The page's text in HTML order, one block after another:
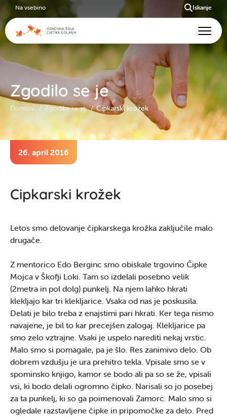
Zgodilo se je
Domov Zgodilo se je Cipkarski krožek
26. april 2016
Cipkarski krožek
Letos smo delovanje čipkarskega krožka zaključile malo
drugače.
Z mentorico Edo Berginc smo obiskale trgovino Čipke
Mojca v Škofji Loki. Tam so izdelali posebno velik
(2metra in pol dolg) punkelj. Na njem lahko hkrati
klekljajo kar tri klekljarice. Vsaka od nas je poskusila.
Delati je bilo treba z enajstimi pari hkrati. Ker tega nismo
navajene, je bil to kar precejšen zalogaj. Klekljarice pa
smo zelo vztrajne. Vsaki je uspelo narediti nekaj vrstic.
Malo smo si pomagale, pa je šlo. Res zanimivo delo. Ob
dobrem vzdušju je ura prehitro tekla. Vpisale smo se v
spominsko knjigo, kamor se bodo ali pa so se že, vpisali
vsi, ki bodo delali ogromno čipko. Narisali so jo posebej
za ta punkelj, ki so ga poimenovali Zamorc. Malo smo si
ogledale razstavljene čipke in pripomočke za delo. Pred
Na vsebino Iskanje